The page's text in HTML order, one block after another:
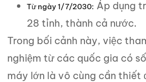
Từ ngày 1/7/2030: Áp dụng
28 tỉnh, thành cả nước.
Trong bối cảnh này, việc
nghiệm từ các quốc gia có
máy lớn là vô cùng cần thiết